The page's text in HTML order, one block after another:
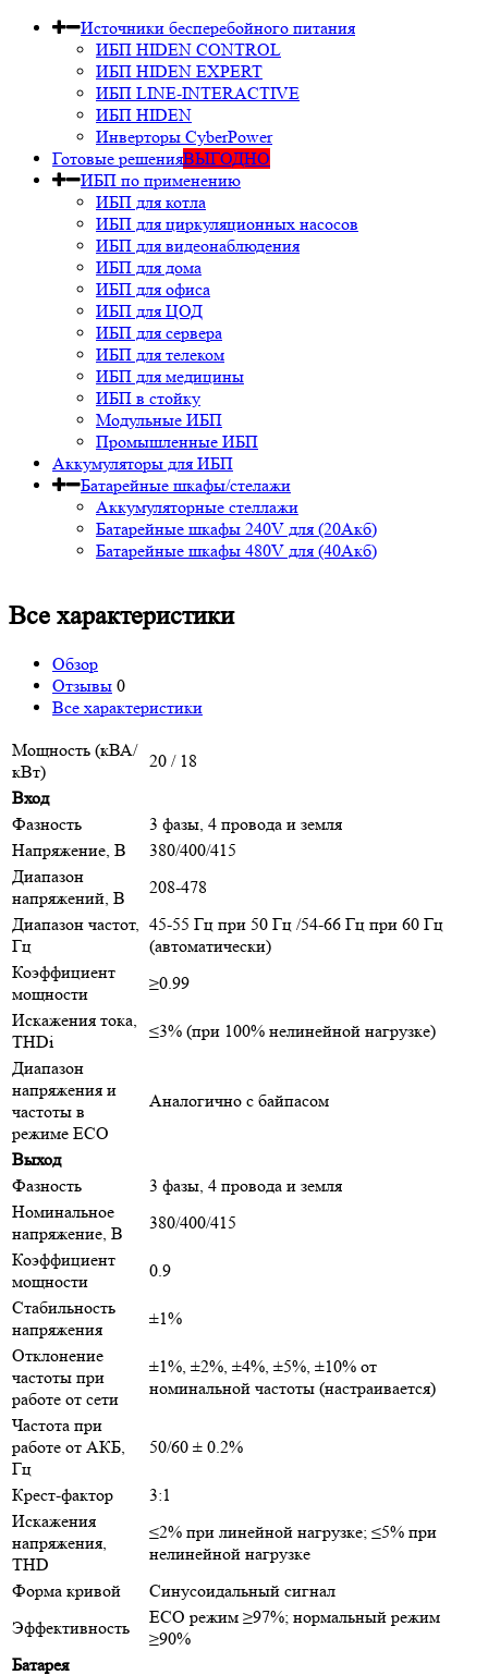
Источники бесперебойного питания
ИБП HIDEN CONTROL
ИБП HIDEN EXPERT
ИБП LINE-INTERACTIVE
ИБП HIDEN
Инверторы CyberPower
Готовые решенияВЫГОДНО
ИБП по применению
ИБП для котла
ИБП для циркуляционных насосов
ИБП для видеонаблюдения
ИБП для дома
ИБП для офиса
ИБП для ЦОД
ИБП для сервера
ИБП для телеком
ИБП для медицины
ИБП в стойку
Модульные ИБП
Промышленные ИБП
Аккумуляторы для ИБП
Батарейные шкафы/стелажи
Аккумуляторные стеллажи
Батарейные шкафы 240V для (20Акб)
Батарейные шкафы 480V для (40Акб)
Все характеристики
Обзор
Отзывы 0
Все характеристики
Мощность (кВА/
кВт)
20 / 18
Вход
Фазность
3 фазы, 4 провода и земля
Напряжение, В
380/400/415
Диапазон
напряжений, В
208-478
Диапазон частот,
Гц
45-55 Гц при 50 Гц /54-66 Гц при 60 Гц
(автоматически)
Коэффициент
мощности
≥0.99
Искажения тока,
THDi
≤3% (при 100% нелинейной нагрузке)
Диапазон
напряжения и
частоты в
режиме ECO
Аналогично с байпасом
Выход
Фазность
3 фазы, 4 провода и земля
Номинальное
напряжение, В
380/400/415
Коэффициент
мощности
0.9
Стабильность
напряжения
±1%
Отклонение
частоты при
работе от сети
±1%, ±2%, ±4%, ±5%, ±10% от
номинальной частоты (настраивается)
Частота при
работе от АКБ,
Гц
50/60 ± 0.2%
Крест-фактор
3:1
Искажения
напряжения,
THD
≤2% при линейной нагрузке; ≤5% при
нелинейной нагрузке
Форма кривой
Синусоидальный сигнал
Эффективность
ECO режим ≥97%; нормальный режим
≥90%
Батарея